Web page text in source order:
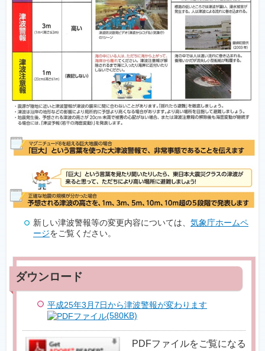
新しい津波警報等の変更内容については、 気象庁ホームペ
ージをご覧ください。
平成25年3月7日から津波警報が変わります
(580KB)
PDFファイルをご覧になる